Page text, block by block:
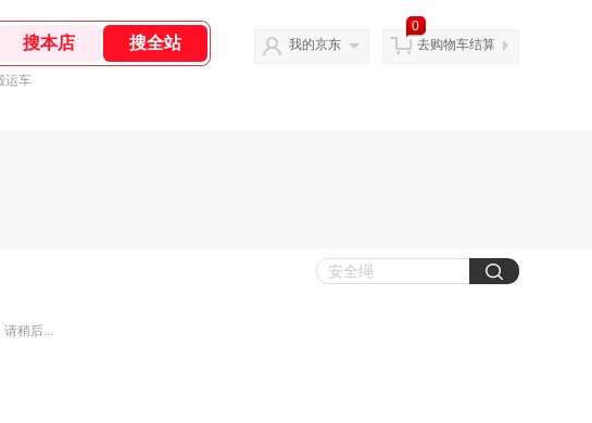
运车
我的京东
0
去购物车结算
请稍后...